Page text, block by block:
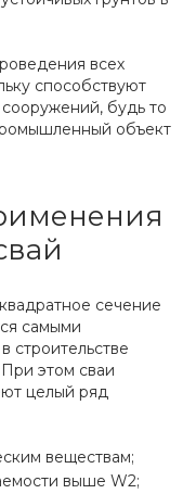
всех
способствуют
будь то
объект
сечение
самыми
строительстве
этом сваи
целый ряд
веществам;
выше W2;